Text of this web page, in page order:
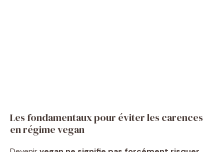
Les fondamentaux pour éviter les carences
en régime vegan